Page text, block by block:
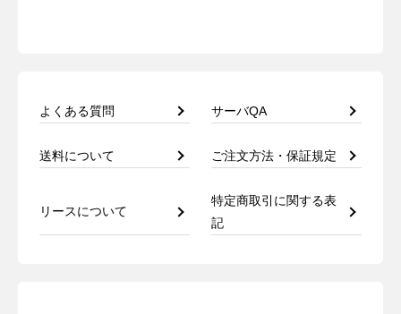
よくある質問 サーバQA
送料について ご注文方法・保証規定
リースについて
特定商取引に関する表
記